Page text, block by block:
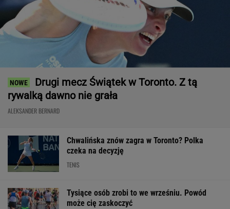
Drugi mecz Świątek w Toronto. Z tą
rywalką dawno nie grała
ALEKSANDER BERNARD
Chwalińska znów zagra w Toronto? Polka
czeka na decyzję
TENIS
Tysiące osób zrobi to we wrześniu. Powód
może cię zaskoczyć